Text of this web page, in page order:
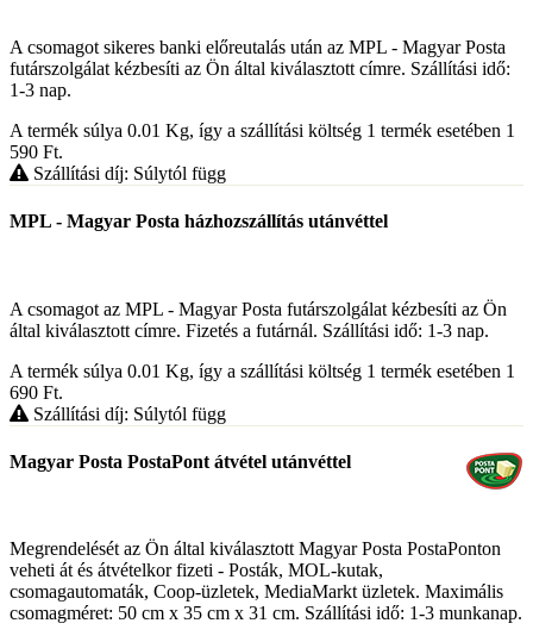
A csomagot sikeres banki előreutalás után az MPL - Magyar Posta
futárszolgálat kézbesíti az Ön által kiválasztott címre. Szállítási idő:
1-3 nap.
A termék súlya 0.01 Kg, így a szállítási költség 1 termék esetében 1
590 Ft.
Szállítási díj: Súlytól függ
MPL - Magyar Posta házhozszállítás utánvéttel
A csomagot az MPL - Magyar Posta futárszolgálat kézbesíti az Ön
által kiválasztott címre. Fizetés a futárnál. Szállítási idő: 1-3 nap.
A termék súlya 0.01 Kg, így a szállítási költség 1 termék esetében 1
690 Ft.
Szállítási díj: Súlytól függ
Magyar Posta PostaPont átvétel utánvéttel
Megrendelését az Ön által kiválasztott Magyar Posta PostaPonton
veheti át és átvételkor fizeti - Posták, MOL-kutak,
csomagautomaták, Coop-üzletek, MediaMarkt üzletek. Maximális
csomagméret: 50 cm x 35 cm x 31 cm. Szállítási idő: 1-3 munkanap.